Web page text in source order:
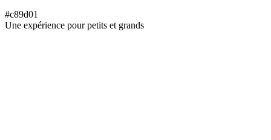
#c89d01
Une expérience pour petits et grands